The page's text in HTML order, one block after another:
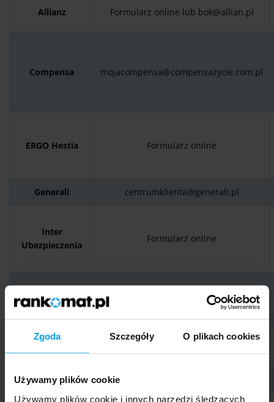
Zgoda Szczegóły O plikach cookies
Używamy plików cookie
Używamy plików cookie i innych narzędzi śledzących
Allianz Formularz online lub bok@allian.pl
Compensa mojacompensa@compensazycie.com.pl
ERGO Hestia Formularz online
Generali centrumklienta@generali.pl
Inter
Ubezpieczenia
Formularz online
Nederlanden
bok@ prudential
PZU